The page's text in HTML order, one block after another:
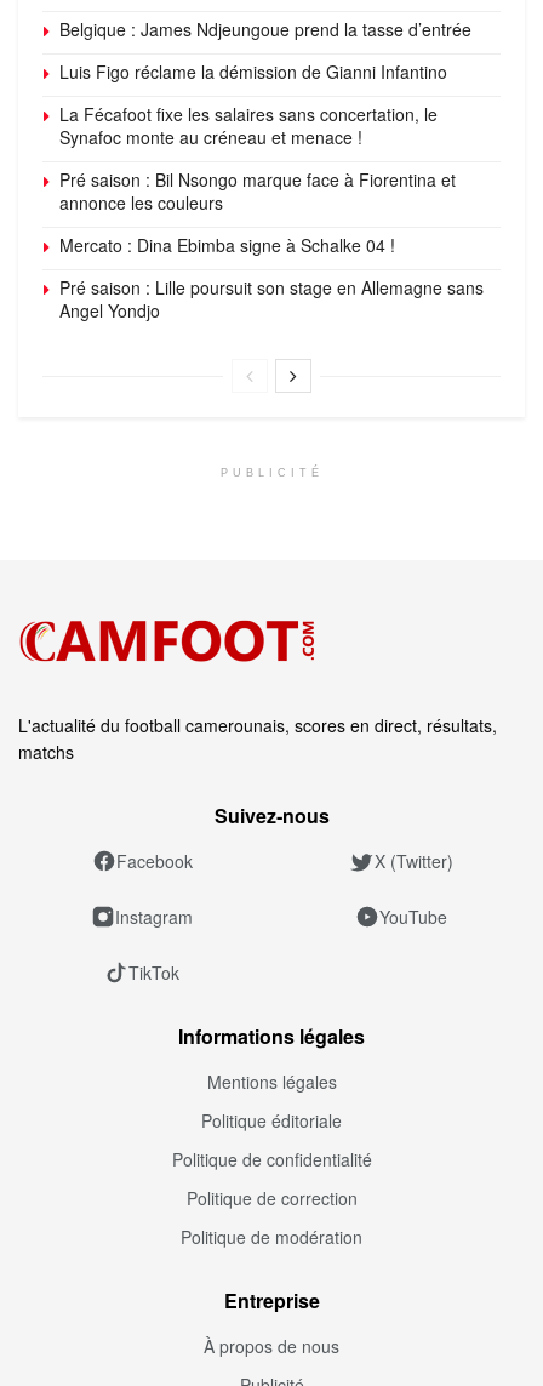
Belgique : James Ndjeungoue prend la tasse d’entrée
Luis Figo réclame la démission de Gianni Infantino
La Fécafoot fixe les salaires sans concertation, le
Synafoc monte au créneau et menace !
Pré saison : Bil Nsongo marque face à Fiorentina et
annonce les couleurs
Mercato : Dina Ebimba signe à Schalke 04 !
Pré saison : Lille poursuit son stage en Allemagne sans
Angel Yondjo
PUBLICITÉ
L'actualité du football camerounais, scores en direct, résultats,
matchs
Suivez‑nous
Facebook X (Twitter)
Instagram YouTube
TikTok
Informations légales
Mentions légales
Politique éditoriale
Politique de confidentialité
Politique de correction
Politique de modération
Entreprise
À propos de nous